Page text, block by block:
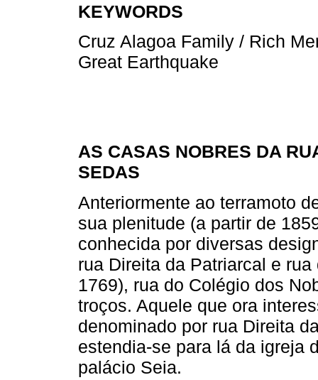
KEYWORDS
Cruz Alagoa Family / Rich
Great Earthquake
AS CASAS NOBRES DA
SEDAS
Anteriormente ao terramoto
sua plenitude (a partir de
conhecida por diversas
rua Direita da Patriarcal e
1769), rua do Colégio dos
troços. Aquele que ora
denominado por rua Direita
estendia-se para lá da igreja
palácio Seia.